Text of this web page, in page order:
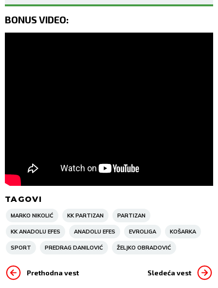
BONUS VIDEO:
TAGOVI
MARKO NIKOLIĆ KK PARTIZAN PARTIZAN
KK ANADOLU EFES ANADOLU EFES EVROLIGA KOŠARKA
SPORT PREDRAG DANILOVIĆ ŽELJKO OBRADOVIĆ
Prethodna vest Sledeća vest